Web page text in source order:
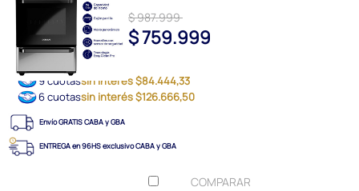
$ 987.999
$ 759.999
9 cuotassin interés $84.444,33
6 cuotassin interés $126.666,50
Envío GRATIS CABA y GBA
ENTREGA en 96HS exclusivo CABA y GBA
COMPARAR